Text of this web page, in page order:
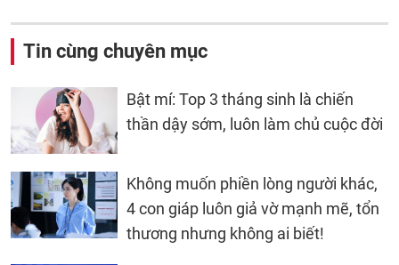
Tin cùng chuyên mục
Bật mí: Top 3 tháng sinh là chiến
thần dậy sớm, luôn làm chủ cuộc đời
Không muốn phiền lòng người khác,
4 con giáp luôn giả vờ mạnh mẽ, tổn
thương nhưng không ai biết!